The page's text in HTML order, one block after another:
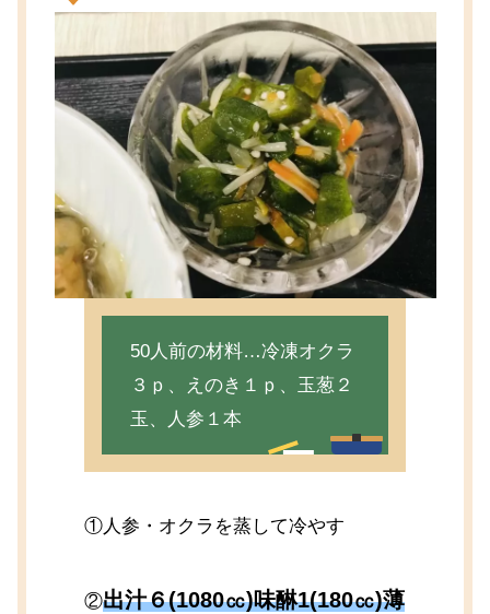
50人前の材料…冷凍オクラ
３ｐ、えのき１ｐ、玉葱２
玉、人参１本
①人参・オクラを蒸して冷やす
②出汁６(1080㏄)味醂1(180㏄)薄